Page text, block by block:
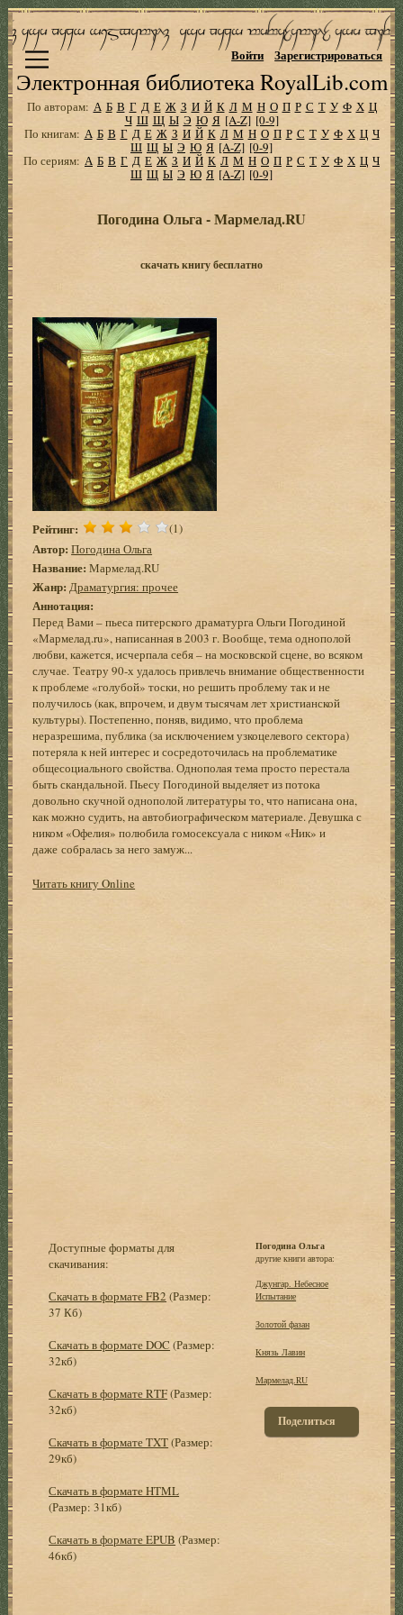
Электронная библиотека RoyalLib.com
Войти Зарегистрироваться
По авторам: А Б В Г Д Е Ж З И Й К Л М Н О П Р С Т У Ф Х Ц
Ч Ш Щ Ы Э Ю Я [A-Z] [0-9]
По книгам: А Б В Г Д Е Ж З И Й К Л М Н О П Р С Т У Ф Х Ц Ч
Ш Щ Ы Э Ю Я [A-Z] [0-9]
По сериям: А Б В Г Д Е Ж З И Й К Л М Н О П Р С Т У Ф Х Ц Ч
Ш Щ Ы Э Ю Я [A-Z] [0-9]
Погодина Ольга - Мармелад.RU
скачать книгу бесплатно
Рейтинг: (1)
Автор: Погодина Ольга
Название: Мармелад.RU
Жанр: Драматургия: прочее
Аннотация:
Перед Вами – пьеса питерского драматурга Ольги Погодиной
«Мармелад.ru», написанная в 2003 г. Вообще, тема однополой
любви, кажется, исчерпала себя – на московской сцене, во всяком
случае. Театру 90-х удалось привлечь внимание общественности
к проблеме «голубой» тоски, но решить проблему так и не
получилось (как, впрочем, и двум тысячам лет христианской
культуры). Постепенно, поняв, видимо, что проблема
неразрешима, публика (за исключением узкоцелевого сектора)
потеряла к ней интерес и сосредоточилась на проблематике
общесоциального свойства. Однополая тема просто перестала
быть скандальной. Пьесу Погодиной выделяет из потока
довольно скучной однополой литературы то, что написана она,
как можно судить, на автобиографическом материале. Девушка с
ником «Офелия» полюбила гомосексуала с ником «Ник» и
даже собралась за него замуж...
Читать книгу Online
Доступные форматы для
скачивания:
Скачать в формате FB2 (Размер:
37 Кб)
Скачать в формате DOC (Размер:
32кб)
Скачать в формате RTF(Размер:
32кб)
Скачать в формате TXT(Размер:
29кб)
Скачать в формате HTML
(Размер: 31кб)
Скачать в формате EPUB (Размер:
46кб)
Погодина Ольга
другие книги автора:
Джунгар. Небесное
Испытание
Золотой фазан
Князь Лавин
Мармелад.RU
Поделиться